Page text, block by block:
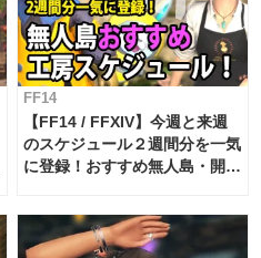
FF14
【FF14 / FFXIV】今週と来週
のスケジュール２週間分を一気
に登録！おすすめ無人島・開拓